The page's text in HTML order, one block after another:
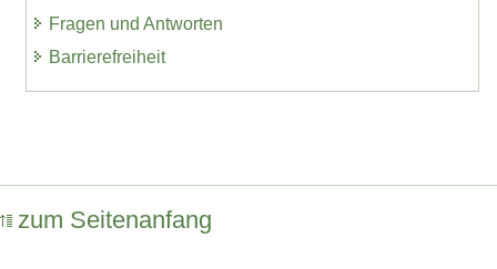
Fragen und Antworten
Barrierefreiheit
zum Seitenanfang